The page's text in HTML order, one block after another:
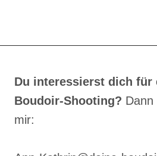
DIE
JEDER
Du interessierst dich für
Boudoir-Shooting? Dann
mir: